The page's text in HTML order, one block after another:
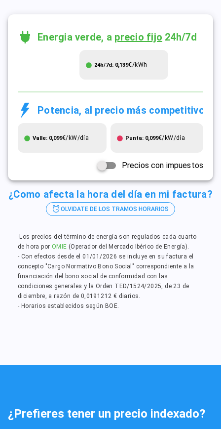
Energia verde, a precio fijo 24h/7d
24h/7d: 0,139€/kWh
Potencia, al precio más competitivo
Valle: 0,099€/kW/día Punta: 0,099€/kW/día
Precios con impuestos
¿Como afecta la hora del día en mi factura?
OLVIDATE DE LOS TRAMOS HORARIOS
-Los precios del término de energía son regulados cada cuarto
de hora por OMIE (Operador del Mercado Ibérico de Energía).
- Con efectos desde el 01/01/2026 se incluye en su factura el
concepto "Cargo Normativo Bono Social" correspondiente a la
financiación del bono social de conformidad con las
condiciones generales y la Orden TED/1524/2025, de 23 de
diciembre, a razón de 0,0191212 € diarios.
- Horarios establecidos según BOE.
¿Prefieres tener un precio indexado?